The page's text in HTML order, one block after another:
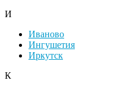
И
Иваново
Ингушетия
Иркутск
К